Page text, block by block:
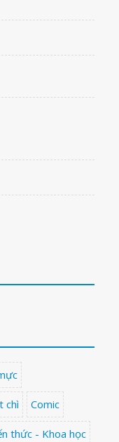
chì Comic
thức - Khoa học